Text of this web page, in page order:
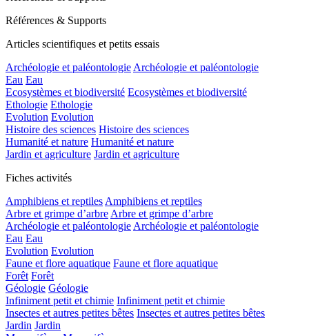
Références & Supports
Articles scientifiques et petits essais
Archéologie et paléontologie Archéologie et paléontologie
Eau Eau
Ecosystèmes et biodiversité Ecosystèmes et biodiversité
Ethologie Ethologie
Evolution Evolution
Histoire des sciences Histoire des sciences
Humanité et nature Humanité et nature
Jardin et agriculture Jardin et agriculture
Fiches activités
Amphibiens et reptiles Amphibiens et reptiles
Arbre et grimpe d’arbre Arbre et grimpe d’arbre
Archéologie et paléontologie Archéologie et paléontologie
Eau Eau
Evolution Evolution
Faune et flore aquatique Faune et flore aquatique
Forêt Forêt
Géologie Géologie
Infiniment petit et chimie Infiniment petit et chimie
Insectes et autres petites bêtes Insectes et autres petites bêtes
Jardin Jardin